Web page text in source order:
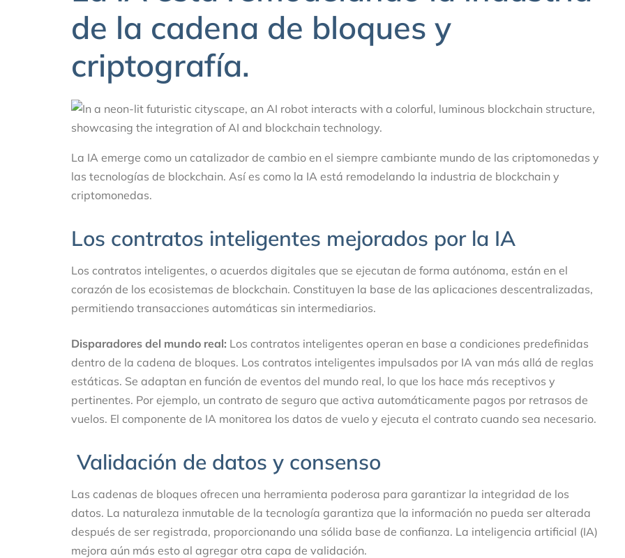
de la cadena de bloques y
criptografía.
La IA emerge como un catalizador de cambio en el siempre cambiante mundo de las criptomonedas y
las tecnologías de blockchain. Así es como la IA está remodelando la industria de blockchain y
criptomonedas.
Los contratos inteligentes mejorados por la IA
Los contratos inteligentes, o acuerdos digitales que se ejecutan de forma autónoma, están en el
corazón de los ecosistemas de blockchain. Constituyen la base de las aplicaciones descentralizadas,
permitiendo transacciones automáticas sin intermediarios.
Disparadores del mundo real: Los contratos inteligentes operan en base a condiciones predefinidas
dentro de la cadena de bloques. Los contratos inteligentes impulsados por IA van más allá de reglas
estáticas. Se adaptan en función de eventos del mundo real, lo que los hace más receptivos y
pertinentes. Por ejemplo, un contrato de seguro que activa automáticamente pagos por retrasos de
vuelos. El componente de IA monitorea los datos de vuelo y ejecuta el contrato cuando sea necesario.
Validación de datos y consenso
Las cadenas de bloques ofrecen una herramienta poderosa para garantizar la integridad de los
datos. La naturaleza inmutable de la tecnología garantiza que la información no pueda ser alterada
después de ser registrada, proporcionando una sólida base de confianza. La inteligencia artificial (IA)
mejora aún más esto al agregar otra capa de validación.